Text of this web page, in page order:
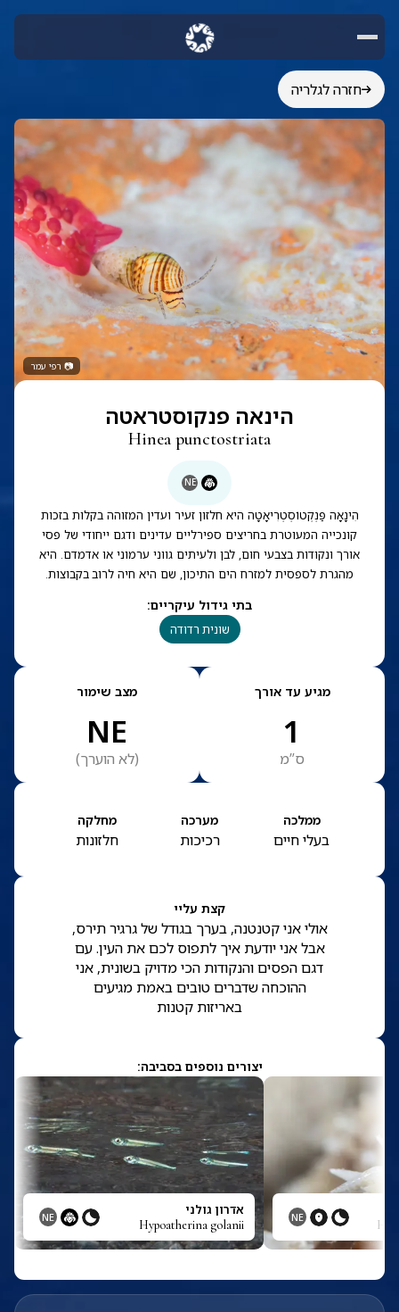
חזרה לגלריה
📷 רפי עמר
הינאה פנקוסטראטה
Hinea punctostriata
NE
הִינָאָה פַּנְקְטוֹסְטְרִיאָטָה היא חלזון זעיר ועדין המזוהה בקלות בזכות
קונכייה המעוטרת בחריצים ספירליים עדינים ודגם ייחודי של פסי
אורך ונקודות בצבעי חום, לבן ולעיתים גווני ערמוני או אדמדם. היא
מהגרת לספסית למזרח הים התיכון, שם היא חיה לרוב בקבוצות.
בתי גידול עיקריים:
שונית רדודה
מגיע עד אורך
1
ס”מ
מצב שימור
NE
(לא הוערך)
ממלכה
בעלי חיים
מערכה
רכיכות
מחלקה
חלזונות
קצת עליי
אולי אני קטנטנה, בערך בגודל של גרגיר תירס,
אבל אני יודעת איך לתפוס לכם את העין. עם
דגם הפסים והנקודות הכי מדויק בשונית, אני
ההוכחה שדברים טובים באמת מגיעים
באריזות קטנות
יצורים נוספים בסביבה:
NE אדרון גולני
Hypoatherina golanii
NE